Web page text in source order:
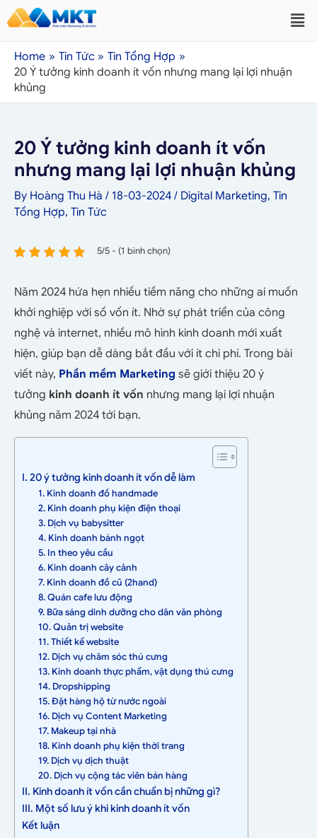
Home Tin Tức
Tin Tổng Hợp
20 Ý tưởng kinh doanh ít vốn nhưng mang lại lợi nhuận
khủng
20 Ý tưởng kinh doanh ít vốn
nhưng mang lại lợi nhuận khủng
By Hoàng Thu Hà / 18-03-2024 / Digital Marketing, Tin
Tổng Hợp, Tin Tức
5/5 - (1 bình chọn)
Năm 2024 hứa hẹn nhiều tiềm năng cho những ai muốn
khởi nghiệp với số vốn ít. Nhờ sự phát triển của công
nghệ và internet, nhiều mô hình kinh doanh mới xuất
hiện, giúp bạn dễ dàng bắt đầu với ít chi phí. Trong bài
viết này, Phần mềm Marketing sẽ giới thiệu 20 ý
tưởng kinh doanh ít vốn nhưng mang lại lợi nhuận
khủng năm 2024 tới bạn.
I. 20 ý tưởng kinh doanh ít vốn dễ làm
1. Kinh doanh đồ handmade
2. Kinh doanh phụ kiện điện thoại
3. Dịch vụ babysitter
4. Kinh doanh bánh ngọt
5. In theo yêu cầu
6. Kinh doanh cây cảnh
7. Kinh doanh đồ cũ (2hand)
8. Quán cafe lưu động
9. Bữa sáng dinh dưỡng cho dân văn phòng
10. Quản trị website
11. Thiết kế website
12. Dịch vụ chăm sóc thú cưng
13. Kinh doanh thực phẩm, vật dụng thú cưng
14. Dropshipping
15. Đặt hàng hộ từ nước ngoài
16. Dịch vụ Content Marketing
17. Makeup tại nhà
18. Kinh doanh phụ kiện thời trang
19. Dịch vụ dịch thuật
20. Dịch vụ cộng tác viên bán hàng
II. Kinh doanh ít vốn cần chuẩn bị những gì?
III. Một số lưu ý khi kinh doanh ít vốn
Kết luận